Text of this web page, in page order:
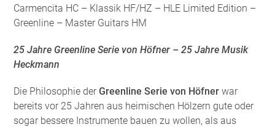
Carmencita HC – Klassik HF/HZ – HLE Limited Edition –
Greenline – Master Guitars HM
25 Jahre Greenline Serie von Höfner – 25 Jahre Musik
Heckmann
Die Philosophie derGreenline Serie von Höfner war
bereits vor 25 Jahren aus heimischen Hölzern gute oder
sogar bessere Instrumente bauen zu wollen, als aus